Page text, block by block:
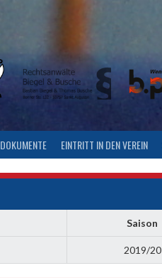
DOKUMENTE EINTRITT IN DEN VEREIN
Saison
2019/20